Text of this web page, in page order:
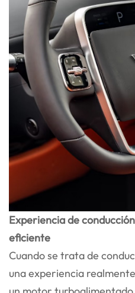
Experiencia de
eficiente
Cuando se trata de
una experiencia